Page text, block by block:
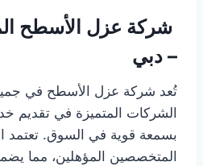
شركة عزل الأسطح
– دبي
تُعد شركة عزل الأسطح في
الشركات المتميزة في تقديم
بسمعة قوية في السوق.
المتخصصين المؤهلين، مما